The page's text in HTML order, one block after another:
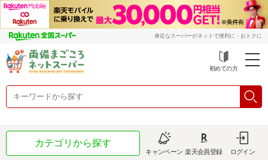
身近なスーパーがネットで便利に・おトクに
初めての方
カテゴリから探す
キャンペーン 楽天会員登録 ログイン